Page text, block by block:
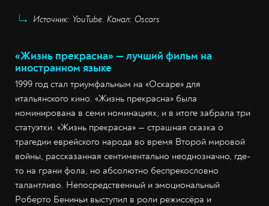
Источник: YouTube. Канал: Oscars
«Жизнь прекрасна» — лучший фильм на
иностранном языке
1999 год стал триумфальным на «Оскаре» для
итальянского кино. «Жизнь прекрасна» была
номинирована в семи номинациях, и в итоге забрала три
статуэтки. «Жизнь прекрасна» — страшная сказка о
трагедии еврейского народа во время Второй мировой
войны, рассказанная сентиментально неоднозначно, где-
то на грани фола, но абсолютно беспрекословно
талантливо. Непосредственный и эмоциональный
Роберто Бениньи выступил в роли режиссёра и